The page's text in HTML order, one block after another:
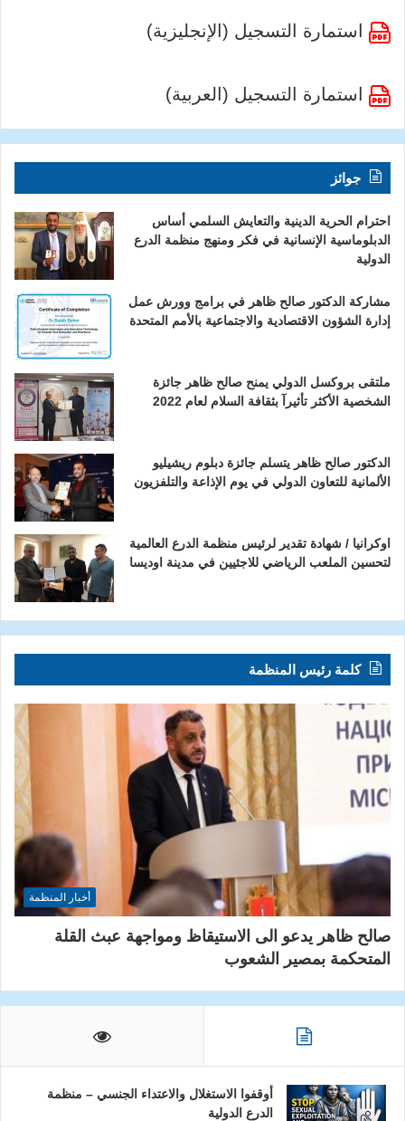
استمارة التسجيل (الإنجليزية)
استمارة التسجيل (العربية)
جوائز
احترام الحرية الدينية والتعايش السلمي أساس
الدبلوماسية الإنسانية في فكر ومنهج منظمة الدرع
الدولية
مشاركة الدكتور صالح ظاهر في برامج وورش عمل
إدارة الشؤون الاقتصادية والاجتماعية بالأمم المتحدة
ملتقى بروكسل الدولي يمنح صالح ظاهر جائزة
الشخصية الأكثر تأثيرآ بثقافة السلام لعام 2022
الدكتور صالح ظاهر يتسلم جائزة دبلوم ريشيليو
الألمانية للتعاون الدولي في يوم الإذاعة والتلفزيون
اوكرانيا / شهادة تقدير لرئيس منظمة الدرع العالمية
لتحسين الملعب الرياضي للاجئيين في مدينة اوديسا
كلمة رئيس المنظمة
أخبار المنظمة
صالح ظاهر يدعو الى الاستيقاظ ومواجهة عبث القلة
المتحكمة بمصير الشعوب
أوقفوا الاستغلال والاعتداء الجنسي – منظمة
الدرع الدولية